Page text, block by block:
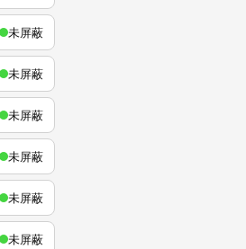
未屏蔽
未屏蔽
未屏蔽
未屏蔽
未屏蔽
未屏蔽